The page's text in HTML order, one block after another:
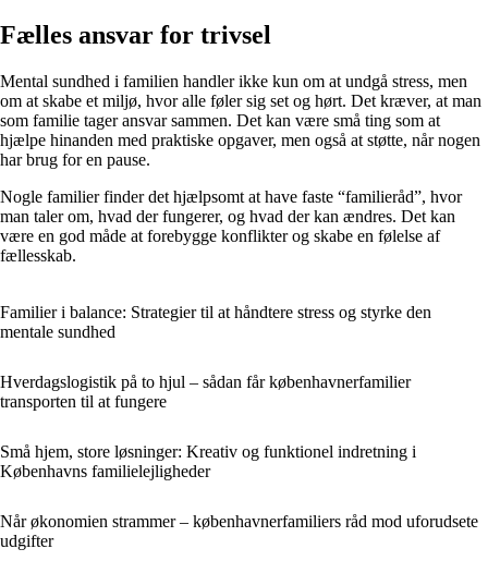
Fælles ansvar for trivsel
Mental sundhed i familien handler ikke kun om at undgå stress, men
om at skabe et miljø, hvor alle føler sig set og hørt. Det kræver, at man
som familie tager ansvar sammen. Det kan være små ting som at
hjælpe hinanden med praktiske opgaver, men også at støtte, når nogen
har brug for en pause.
Nogle familier finder det hjælpsomt at have faste “familieråd”, hvor
man taler om, hvad der fungerer, og hvad der kan ændres. Det kan
være en god måde at forebygge konflikter og skabe en følelse af
fællesskab.
Familier i balance: Strategier til at håndtere stress og styrke den
mentale sundhed
Hverdagslogistik på to hjul – sådan får københavnerfamilier
transporten til at fungere
Små hjem, store løsninger: Kreativ og funktionel indretning i
Københavns familielejligheder
Når økonomien strammer – københavnerfamiliers råd mod uforudsete
udgifter